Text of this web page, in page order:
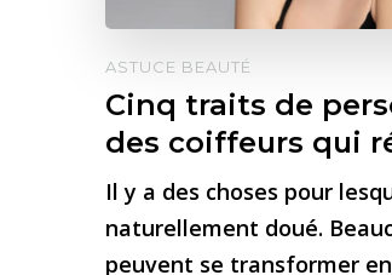
ASTUCE BEAUTÉ
Cinq traits de
des coiffeurs qui
Il y a des choses pour
naturellement doué.
peuvent se transformer